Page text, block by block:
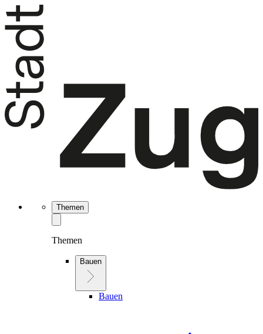
Themen
Themen
Bauen
Bauen